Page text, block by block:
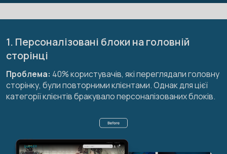
1. Персоналізовані блоки на головній
сторінці
Проблема: 40% користувачів, які переглядали головну
сторінку, були повторними клієнтами. Однак для цієї
категорії клієнтів бракувало персоналізованих блоків.